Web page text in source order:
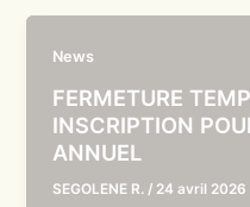
News
FERMETURE
INSCRIPTION
ANNUEL
SEGOLENE R. / 24 avril 2026